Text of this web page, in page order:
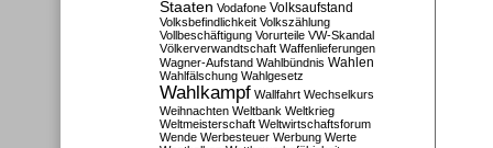
Staaten Vodafone Volksaufstand
Volksbefindlichkeit Volkszählung
Vollbeschäftigung Vorurteile VW-Skandal
Völkerverwandtschaft Waffenlieferungen
Wagner-Aufstand Wahlbündnis Wahlen
Wahlfälschung Wahlgesetz
Wahlkampf Wallfahrt Wechselkurs
Weihnachten Weltbank Weltkrieg
Weltmeisterschaft Weltwirtschaftsforum
Wende Werbesteuer Werbung Werte